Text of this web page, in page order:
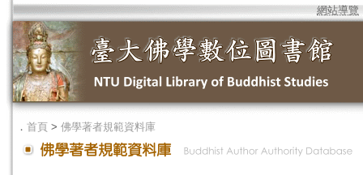
網站導覽
． 首頁 > 佛學著者規範資料庫